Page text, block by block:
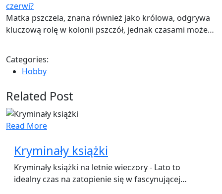
czerwi?
Matka pszczela, znana również jako królowa, odgrywa
kluczową rolę w kolonii pszczół, jednak czasami może…
Categories:
Hobby
Related Post
Read More
Kryminały książki
Kryminały książki na letnie wieczory - Lato to
idealny czas na zatopienie się w fascynującej…